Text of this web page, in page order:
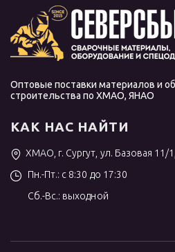
Оптовые поставки материалов и
строительства по ХМАО, ЯНАО
КАК НАС НАЙТИ
ХМАО, г. Сургут, ул. Базовая 11/
Пн.-Пт.: с 8:30 до 17:30
Сб.-Вс.: выходной